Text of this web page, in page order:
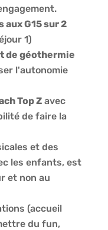
G15 sur 2
1)
de géothermie
l'autonomie
Top Zavec
de faire la
et des
les enfants, est
et non au
(accueil
du fun,